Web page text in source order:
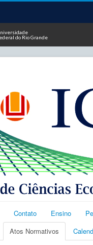
do Rio Grande
Contato Ensino
Atos Normativos